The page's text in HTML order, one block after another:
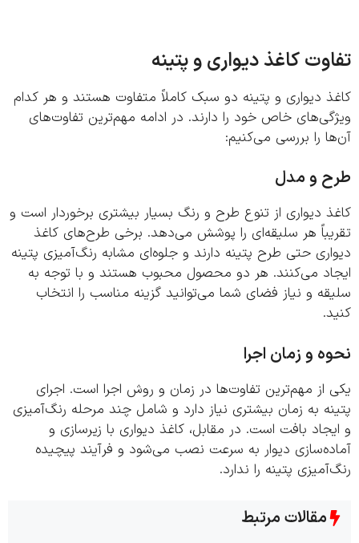
کاغذ دیواری و پتینه
دیواری و پتینه دو سبک کاملاً متفاوت هستند و هر کدام
خاص خود را دارند. در ادامه مهم‌ترین تفاوت‌های
را بررسی می‌کنیم:
و مدل
دیواری از تنوع طرح و رنگ بسیار بیشتری برخوردار است و
هر سلیقه‌ای را پوشش می‌دهد. برخی طرح‌های کاغذ
حتی طرح پتینه دارند و جلوه‌ای مشابه رنگ‌آمیزی پتینه
می‌کنند. هر دو محصول محبوب هستند و با توجه به
و نیاز فضای شما می‌توانید گزینه مناسب را انتخاب
و زمان اجرا
از مهم‌ترین تفاوت‌ها در زمان و روش اجرا است. اجرای
به زمان بیشتری نیاز دارد و شامل چند مرحله رنگ‌آمیزی
بافت است. در مقابل، کاغذ دیواری با زیرسازی و
دیوار به سرعت نصب می‌شود و فرآیند پیچیده
پتینه را ندارد.
مقالات مرتبط